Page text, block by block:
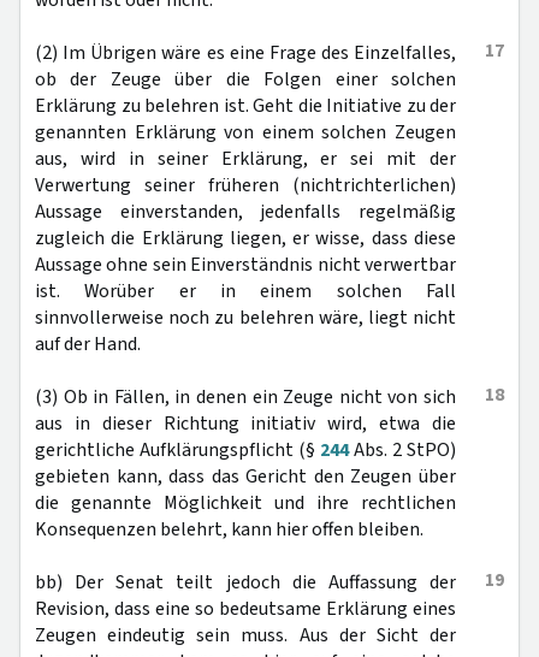
17
(2) Im Übrigen wäre es eine Frage des Einzelfalles,
ob der Zeuge über die Folgen einer solchen
Erklärung zu belehren ist. Geht die Initiative zu der
genannten Erklärung von einem solchen Zeugen
aus, wird in seiner Erklärung, er sei mit der
Verwertung seiner früheren (nichtrichterlichen)
Aussage einverstanden, jedenfalls regelmäßig
zugleich die Erklärung liegen, er wisse, dass diese
Aussage ohne sein Einverständnis nicht verwertbar
ist. Worüber er in einem solchen Fall
sinnvollerweise noch zu belehren wäre, liegt nicht
auf der Hand.
18
(3) Ob in Fällen, in denen ein Zeuge nicht von sich
aus in dieser Richtung initiativ wird, etwa die
gerichtliche Aufklärungspflicht (§ 244Abs. 2 StPO)
gebieten kann, dass das Gericht den Zeugen über
die genannte Möglichkeit und ihre rechtlichen
Konsequenzen belehrt, kann hier offen bleiben.
19
bb) Der Senat teilt jedoch die Auffassung der
Revision, dass eine so bedeutsame Erklärung eines
Zeugen eindeutig sein muss. Aus der Sicht der